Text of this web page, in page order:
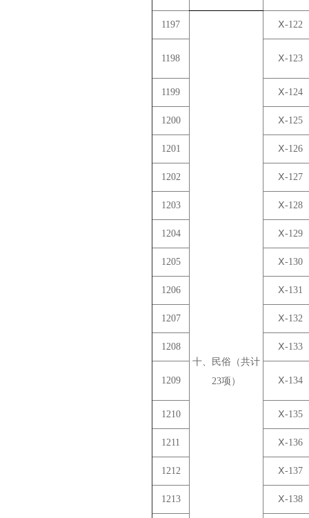
1197
十、民俗（共计
23项）
Ⅹ-122
1198 Ⅹ-123
1199 Ⅹ-124
1200 Ⅹ-125
1201 Ⅹ-126
1202 Ⅹ-127
1203 Ⅹ-128
1204 Ⅹ-129
1205 Ⅹ-130
1206 Ⅹ-131
1207 Ⅹ-132
1208 Ⅹ-133
1209 Ⅹ-134
1210 Ⅹ-135
1211 Ⅹ-136
1212 Ⅹ-137
1213 Ⅹ-138